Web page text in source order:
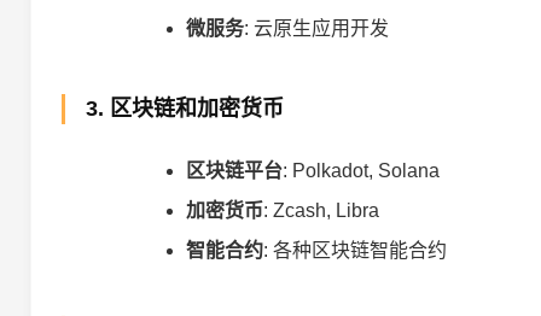
微服务: 云原生应用开发
3. 区块链和加密货币
区块链平台: Polkadot, Solana
加密货币: Zcash, Libra
智能合约: 各种区块链智能合约